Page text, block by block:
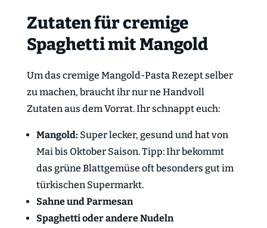
Zutaten für cremige
Spaghetti mit Mangold
Um das cremige Mangold-Pasta Rezept selber
zu machen, braucht ihr nur ne Handvoll
Zutaten aus dem Vorrat. Ihr schnappt euch:
Mangold: Super lecker, gesund und hat von
Mai bis Oktober Saison. Tipp: Ihr bekommt
das grüne Blattgemüse oft besonders gut im
türkischen Supermarkt.
Sahne und Parmesan
Spaghetti oder andere Nudeln